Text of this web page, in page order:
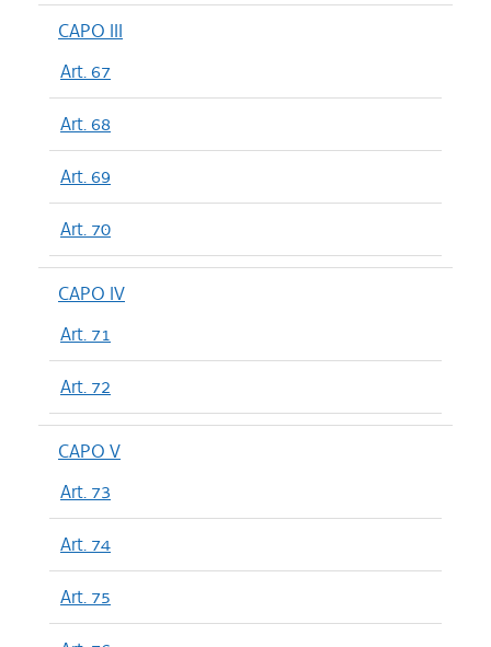
CAPO III
Art. 67
Art. 68
Art. 69
Art. 70
CAPO IV
Art. 71
Art. 72
CAPO V
Art. 73
Art. 74
Art. 75